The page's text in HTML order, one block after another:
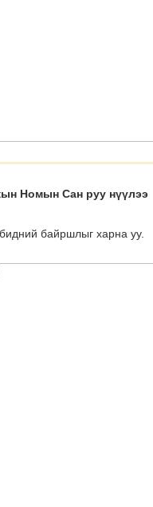
Номын Сан руу нүүлээ
байршлыг харна уу.